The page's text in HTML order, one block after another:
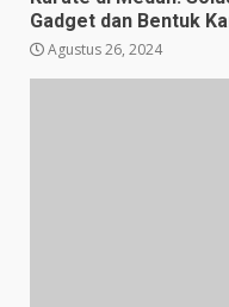
Gadget dan Bentuk
Agustus 26, 2024